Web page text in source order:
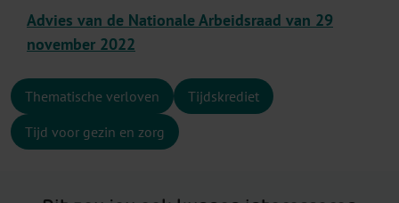
Advies van de Nationale Arbeidsraad van 29
november 2022
Thematische verloven
Tijdskrediet
Tijd voor gezin en zorg